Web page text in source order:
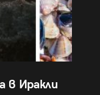
в Иракли